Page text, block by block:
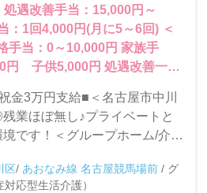
遇改善手当：15,000円～
1回4,000円(月に5～6回) ＜
手当：0～10,000円 家族手
円 子供5,000円 処遇改善一時
金3万円支給■＜名古屋市中川
業ほぼ無し♪プライベートと
です！＜グループホーム/介護
区/ あおなみ線 名古屋競馬場前 / グ
応型生活介護）